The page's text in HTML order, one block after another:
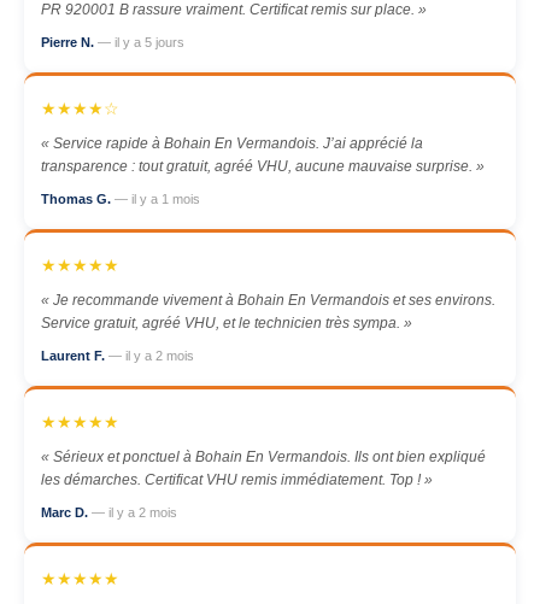
PR 920001 B rassure vraiment. Certificat remis sur place. »
Pierre N. — il y a 5 jours
★★★★☆
« Service rapide à Bohain En Vermandois. J’ai apprécié la
transparence : tout gratuit, agréé VHU, aucune mauvaise surprise. »
Thomas G. — il y a 1 mois
★★★★★
« Je recommande vivement à Bohain En Vermandois et ses environs.
Service gratuit, agréé VHU, et le technicien très sympa. »
Laurent F. — il y a 2 mois
★★★★★
« Sérieux et ponctuel à Bohain En Vermandois. Ils ont bien expliqué
les démarches. Certificat VHU remis immédiatement. Top ! »
Marc D. — il y a 2 mois
★★★★★